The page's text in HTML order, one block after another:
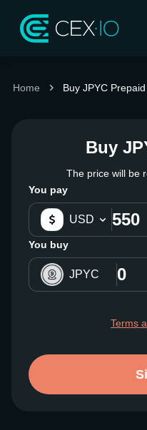
Home Buy JPYC Prepaid
Buy
The price will be
You pay
USD
You buy
JPYC
Terms